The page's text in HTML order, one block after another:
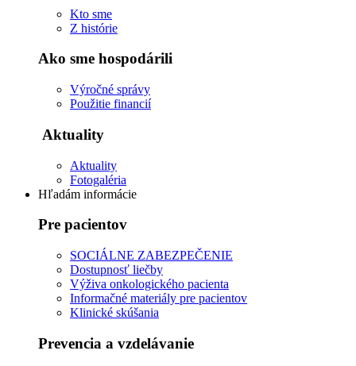
Kto sme
Z histórie
Ako sme hospodárili
Výročné správy
Použitie financií
Aktuality
Aktuality
Fotogaléria
Hľadám informácie
Pre pacientov
SOCIÁLNE ZABEZPEČENIE
Dostupnosť liečby
Výživa onkologického pacienta
Informačné materiály pre pacientov
Klinické skúšania
Prevencia a vzdelávanie